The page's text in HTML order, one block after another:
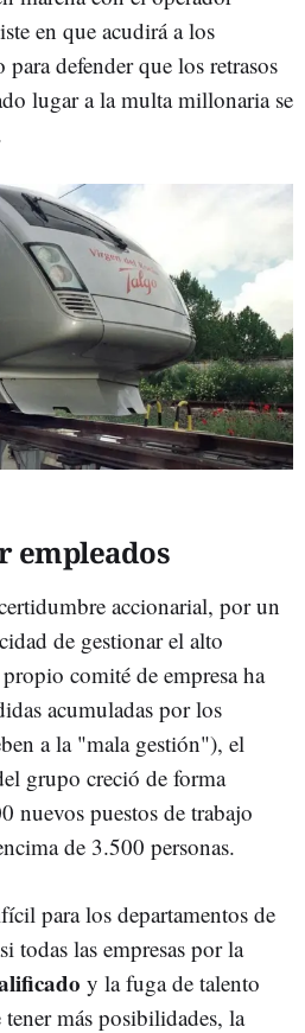
en que acudirá a los
para defender que los retrasos
lugar a la multa millonaria se
empleados
accionarial, por un
de gestionar el alto
comité de empresa ha
acumuladas por los
a la "mala gestión"), el
grupo creció de forma
nuevos puestos de trabajo
de 3.500 personas.
para los departamentos de
todas las empresas por la
y la fuga de talento
más posibilidades, la